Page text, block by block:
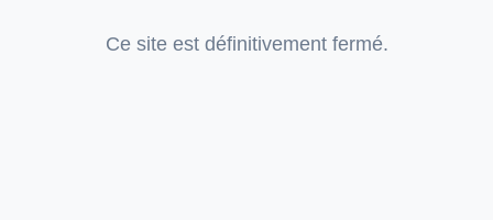
Ce site est définitivement fermé.